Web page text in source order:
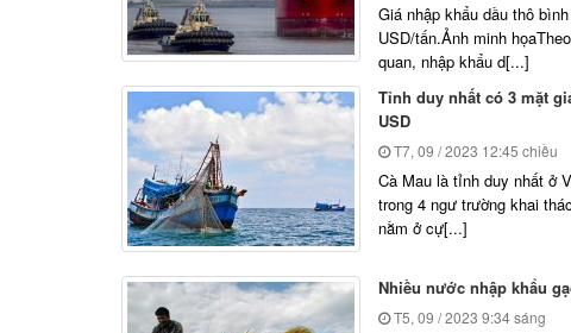
Giá nhập khẩu dầu thô
USD/tấn.Ảnh minh
quan, nhập khẩu d[...]
Tỉnh duy nhất có 3 mặt
USD
T7, 09 / 2023 12:45 chiều
Cà Mau là tỉnh duy nhất ở
trong 4 ngư trường khai
nằm ở cự[...]
Nhiều nước nhập khẩu
T5, 09 / 2023 9:34 sáng